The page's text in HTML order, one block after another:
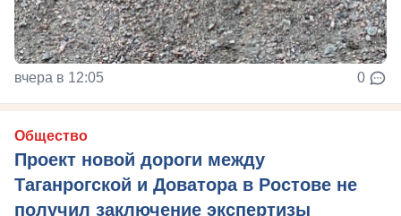
вчера в 12:05 0
Общество
Проект новой дороги между
Таганрогской и Доватора в Ростове не
получил заключение экспертизы